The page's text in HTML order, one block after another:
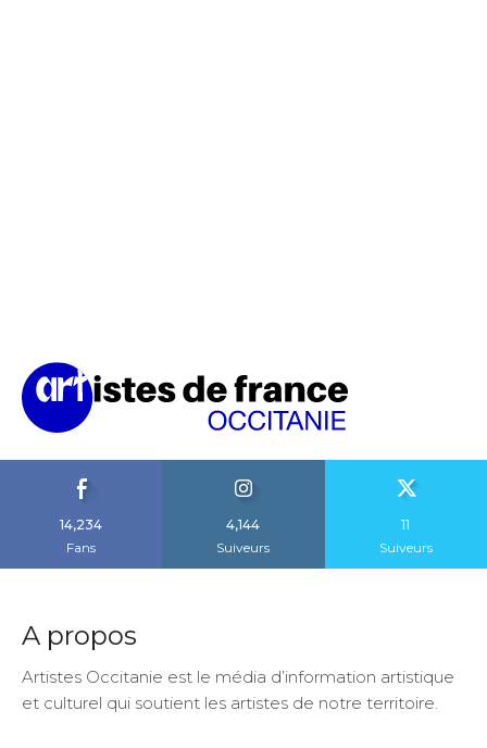
14,234
Fans
4,144
Suiveurs
11
Suiveurs
A propos
Artistes Occitanie est le média d’information artistique
et culturel qui soutient les artistes de notre territoire.